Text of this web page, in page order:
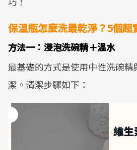
保溫瓶怎麼洗最乾淨？5個超
方法一：浸泡洗碗精＋溫水
最基礎的方式是使用中性洗碗
潔。清潔步驟如下：